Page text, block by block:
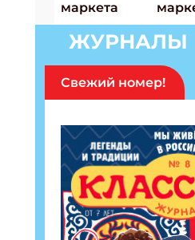
ЖУРНАЛЫ
Свежий номер!